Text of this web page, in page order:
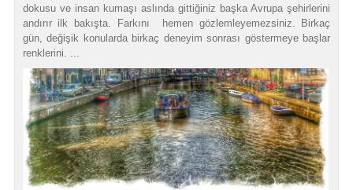
dokusu ve insan kumaşı aslında gittiğiniz başka Avrupa şehirlerini
andırır ilk bakışta. Farkını hemen gözlemleyemezsiniz. Birkaç
gün, değişik konularda birkaç deneyim sonrası göstermeye başlar
renklerini. ...